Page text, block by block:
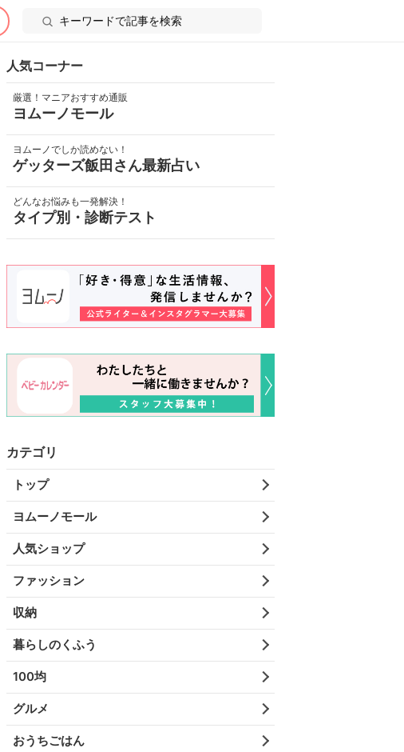
人気コーナー
厳選！マニアおすすめ通販
ヨムーノモール
ヨムーノでしか読めない！
ゲッターズ飯田さん最新占い
どんなお悩みも一発解決！
タイプ別・診断テスト
カテゴリ
トップ
ヨムーノモール
人気ショップ
ファッション
収納
暮らしのくふう
100均
グルメ
おうちごはん